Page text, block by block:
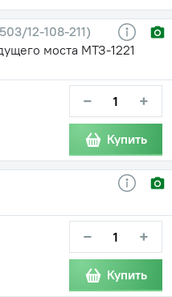
12-108-211)
моста МТЗ-1221
− +
Купить
− +
Купить